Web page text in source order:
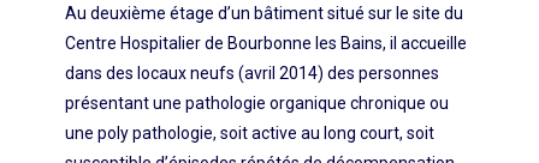
Au deuxième étage d’un bâtiment situé sur le site du
Centre Hospitalier de Bourbonne les Bains, il accueille
dans des locaux neufs (avril 2014) des personnes
présentant une pathologie organique chronique ou
une poly pathologie, soit active au long court, soit